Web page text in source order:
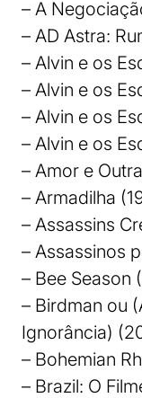
– A
– AD Astra:
– Alvin e os
– Alvin e os
– Alvin e os
– Alvin e os
– Amor e
– Armadilha
– Assassins
– Assassinos
– Bee Season
– Birdman ou
Ignorância)
– Bohemian
– Brazil: O